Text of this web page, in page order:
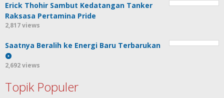
Erick Thohir Sambut Kedatangan Tanker
Raksasa Pertamina Pride
2,817 views
Saatnya Beralih ke Energi Baru Terbarukan
2,692 views
Topik Populer